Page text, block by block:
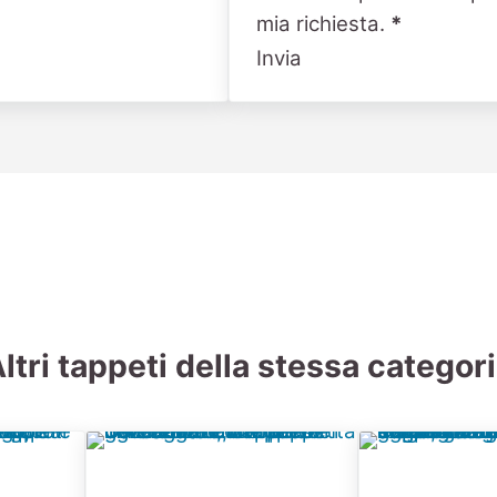
mia richiesta. *
Invia
tappeti della stessa